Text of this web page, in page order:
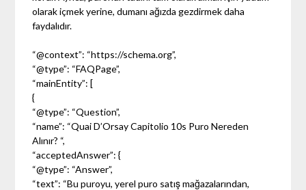
olarak içmek yerine, dumanı ağızda gezdirmek daha
faydalıdır.
“@context”: “https://schema.org”,
“@type”: “FAQPage”,
“mainEntity”: [
{
“@type”: “Question”,
“name”: “Quai D’Orsay Capitolio 10s Puro Nereden
Alınır? “,
“acceptedAnswer”: {
“@type”: “Answer”,
“text”: “Bu puroyu, yerel puro satış mağazalarından,